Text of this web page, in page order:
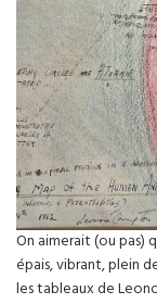
On aimerait (ou pas)
épais, vibrant, plein
les tableaux de